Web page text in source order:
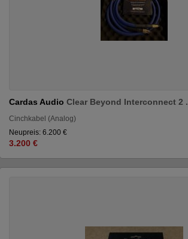
Cardas Audio Clear Beyond Interconnect 2
Cinchkabel (Analog)
Neupreis: 6.200 €
3.200 €